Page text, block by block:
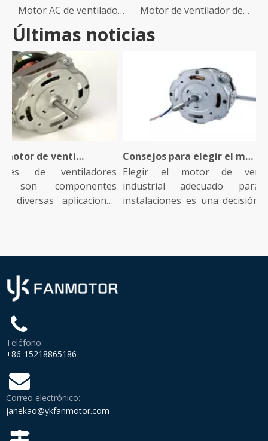
Motor AC de ventilador de mesa Motor de ventilador de mesa de soporte de alta velocidad de CA
Últimas noticias
¿Qué es un motor de ventilador industrial y cómo funciona?
de ventiladores
componentes
aplicaciones
Consejos para elegir el motor de ventilador industrial adecuado para su instalación
Elegir el motor de
industrial adecuado para
instalaciones es una decisión
Teléfono:
+86-15218865186
Correo electrónico:
janekao@ykfanmotor.com